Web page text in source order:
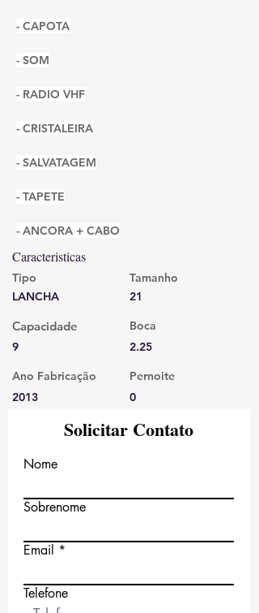
- CAPOTA
- SOM
- RADIO VHF
- CRISTALEIRA
- SALVATAGEM
- TAPETE
- ANCORA + CABO
Caracteristicas
Tipo
LANCHA
Capacidade
9
Ano Fabricação
2013
Tamanho
21
Boca
2.25
Pernoite
0
Solicitar Contato
Nome
Sobrenome
Email
Telefone